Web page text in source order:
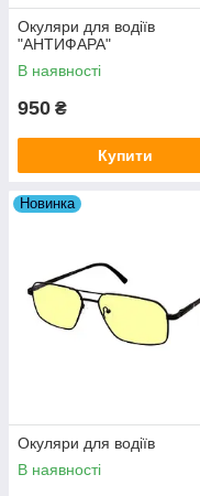
Окуляри для водіїв
"АНТИФАРА"
В наявності
950 ₴
Купити
Новинка
Окуляри для водіїв
В наявності